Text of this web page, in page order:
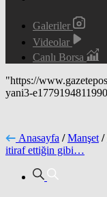
Galeriler
Videolar
Canlı Borsa
"https://
yani3-
Anasayfa / Manşet /
itiraf ettiğin gibi…